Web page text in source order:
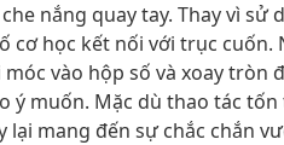
nắng quay tay. Thay vì sử
cơ học kết nối với trục
vào hộp số và xoay tròn
ý muốn. Mặc dù thao tác
lại mang đến sự chắc chắn